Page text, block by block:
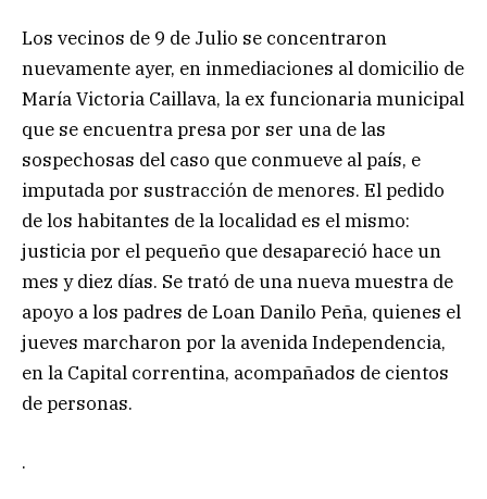
Los vecinos de 9 de Julio se concentraron
nuevamente ayer, en inmediaciones al domicilio de
María Victoria Caillava, la ex funcionaria municipal
que se encuentra presa por ser una de las
sospechosas del caso que conmueve al país, e
imputada por sustracción de menores. El pedido
de los habitantes de la localidad es el mismo:
justicia por el pequeño que desapareció hace un
mes y diez días. Se trató de una nueva muestra de
apoyo a los padres de Loan Danilo Peña, quienes el
jueves marcharon por la avenida Independencia,
en la Capital correntina, acompañados de cientos
de personas.
.